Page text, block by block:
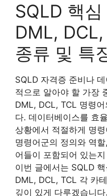
SQLD 핵
DML,
종류 및 특
SQLD 자격증 준비나
적으로 알아야 할 가장
DML, DCL, TCL 명령
다. 데이터베이스를 효
상황에서 적절하게 명
명령어군의 정의와 역
어들이 포함되어 있는
이번 글에서는 SQLD
DML, DCL, TCL 각 카
깊이 있게 다루겠습니다.